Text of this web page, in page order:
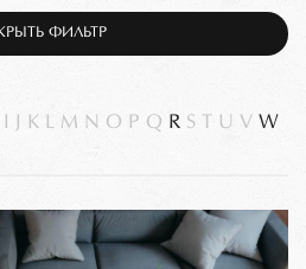
ФИЛЬТР
K L M N O P Q R S U V W